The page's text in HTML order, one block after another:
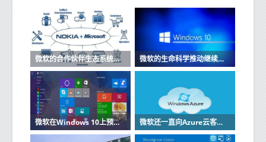
微软的合作伙伴生态系统为GDPR做准备 微软的生命科学推动继续与Parexel合作
微软在Windows 10上预览节省空间的OneDrive功能 微软还一直向Azure云客户提供在GPU加速的虚拟机上运行其应用程序的选项